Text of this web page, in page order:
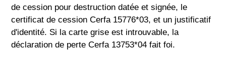
de cession pour destruction datée et signée, le
certificat de cession Cerfa 15776*03, et un justificatif
d'identité. Si la carte grise est introuvable, la
déclaration de perte Cerfa 13753*04 fait foi.